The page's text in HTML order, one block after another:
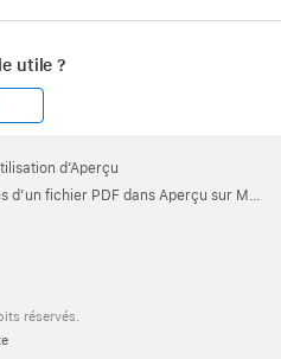
utile ?
d’Aperçu
fichier PDF dans Aperçu sur Mac
réservés.